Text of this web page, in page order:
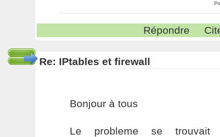
Répondre
Re: IPtables et firewall
Bonjour à tous
Le probleme se trouvait